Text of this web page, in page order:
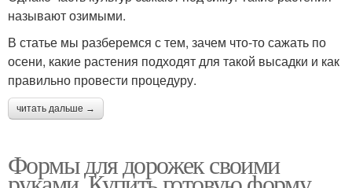
называют озимыми.
В статье мы разберемся с тем, зачем что-то сажать по
осени, какие растения подходят для такой высадки и как
правильно провести процедуру.
читать дальше →
Формы для дорожек своими